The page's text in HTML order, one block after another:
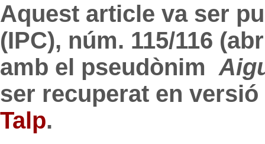
Aquest article va ser
(IPC), núm. 115/116
amb el pseudònim
ser recuperat en
Talp.